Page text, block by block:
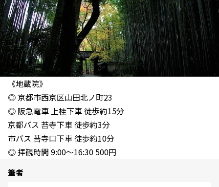
《地蔵院》
◎ 京都市西京区山田北ノ町23
◎ 阪急電車 上桂下車 徒歩約15分
京都バス 苔寺下車 徒歩約3分
市バス 苔寺口下車 徒歩約10分
◎ 拝観時間 9:00～16:30 500円
筆者